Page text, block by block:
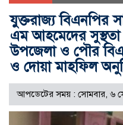
যুক্তরাজ্য বিএনপির
এম আহমেদের
উপজেলা ও পৌর
ও দোয়া মাহফিল
আপডেটের সময় : সোমবার, ৬